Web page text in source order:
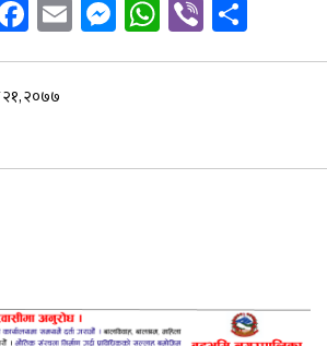
Facebook
EmailMessenger
WhatsApp
Viber
२१, २०७७